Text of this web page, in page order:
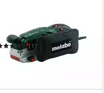
Bandschleifer Elektronik BAE
75 1010W
(1)
ab 239,00 € UVP 430,78 €